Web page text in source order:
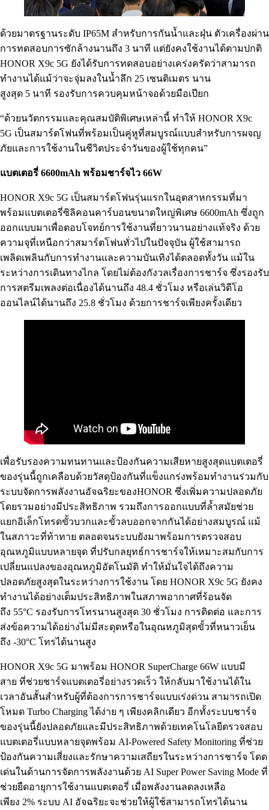
ด้วยมาตรฐานระดับ IP65M สำหรับการกันน้ำและฝุ่น ตัวเครื่องผ่าน
การทดสอบการซักล้างนานถึง 3 นาที แต่ยังคงใช้งานได้ตามปกติ
HONOR X9c 5G ยังได้รับการทดสอบอย่างเคร่งครัดว่าสามารถ
ทำงานได้แม้ว่าจะจุ่มลงในน้ำลึก 25 เซนติเมตร นาน
สูงสุด 5 นาที รองรับการควบคุมหน้าจอด้วยมือเปียก
“ด้วยนวัตกรรมและคุณสมบัติพิเศษเหล่านี้ ทำให้ HONOR X9c
5G เป็นสมาร์ตโฟนที่พร้อมเป็นคู่หูที่สมบูรณ์แบบสำหรับการผจญ
ภัยและการใช้งานในชีวิตประจำวันของผู้ใช้ทุกคน”
แบตเตอรี่ 6600mAh พร้อมชาร์จไว 66W
HONOR X9c 5G เป็นสมาร์ตโฟนรุ่นแรกในอุตสาหกรรมที่มา
พร้อมแบตเตอรี่ซิลิคอนคาร์บอนขนาดใหญ่พิเศษ 6600mAh ซึ่งถูก
ออกแบบมาเพื่อตอบโจทย์การใช้งานที่ยาวนานอย่างแท้จริง ด้วย
ความจุที่เหนือกว่าสมาร์ตโฟนทั่วไปในปัจจุบัน ผู้ใช้สามารถ
เพลิดเพลินกับการทำงานและความบันเทิงได้ตลอดทั้งวัน แม้ใน
ระหว่างการเดินทางไกล โดยไม่ต้องกังวลเรื่องการชาร์จ ซึ่งรองรับ
การสตรีมเพลงต่อเนื่องได้นานถึง 48.4 ชั่วโมง หรือเล่นวิดีโอ
ออนไลน์ได้นานถึง 25.8 ชั่วโมง ด้วยการชาร์จเพียงครั้งเดียว
เพื่อรับรองความทนทานและป้องกันความเสียหายสูงสุดแบตเตอรี่
ของรุ่นนี้ถูกเคลือบด้วยวัสดุป้องกันที่แข็งแกร่งพร้อมทำงานร่วมกับ
ระบบจัดการพลังงานอัจฉริยะของHONOR ซึ่งเพิ่มความปลอดภัย
โดยรวมอย่างมีประสิทธิภาพ รวมถึงการออกแบบที่ล้ำสมัยช่วย
แยกอิเล็กโทรดขั้วบวกและขั้วลบออกจากกันได้อย่างสมบูรณ์ แม้
ในสภาวะที่ท้าทาย ตลอดจนระบบยังมาพร้อมการตรวจสอบ
อุณหภูมิแบบหลายจุด ที่ปรับกลยุทธ์การชาร์จให้เหมาะสมกับการ
เปลี่ยนแปลงของอุณหภูมิอัตโนมัติ ทำให้มั่นใจได้ถึงความ
ปลอดภัยสูงสุดในระหว่างการใช้งาน โดย HONOR X9c 5G ยังคง
ทำงานได้อย่างเต็มประสิทธิภาพในสภาพอากาศที่ร้อนจัด
ถึง 55°C รองรับการโทรนานสูงสุด 30 ชั่วโมง การติดต่อ และการ
ส่งข้อความได้อย่างไม่มีสะดุดหรือในอุณหภูมิสุดขั้วที่หนาวเย็น
ถึง -30°C โทรได้นานสูง
HONOR X9c 5G มาพร้อม HONOR SuperCharge 66W แบบมี
สาย ที่ช่วยชาร์จแบตเตอรี่อย่างรวดเร็ว ให้กลับมาใช้งานได้ใน
เวลาอันสั้นสำหรับผู้ที่ต้องการการชาร์จแบบเร่งด่วน สามารถเปิด
โหมด Turbo Charging ได้ง่าย ๆ เพียงคลิกเดียว อีกทั้งระบบชาร์จ
ของรุ่นนี้ยังปลอดภัยและมีประสิทธิภาพด้วยเทคโนโลยีตรวจสอบ
แบตเตอรี่แบบหลายจุดพร้อม AI-Powered Safety Monitoring ที่ช่วย
ป้องกันความเสี่ยงและรักษาความเสถียรในระหว่างการชาร์จ โดด
เด่นในด้านการจัดการพลังงานด้วย AI Super Power Saving Mode ที่
ช่วยยืดอายุการใช้งานแบตเตอรี่ เมื่อพลังงานลดลงเหลือ
เพียง 2% ระบบ AI อัจฉริยะจะช่วยให้ผู้ใช้สามารถโทรได้นาน